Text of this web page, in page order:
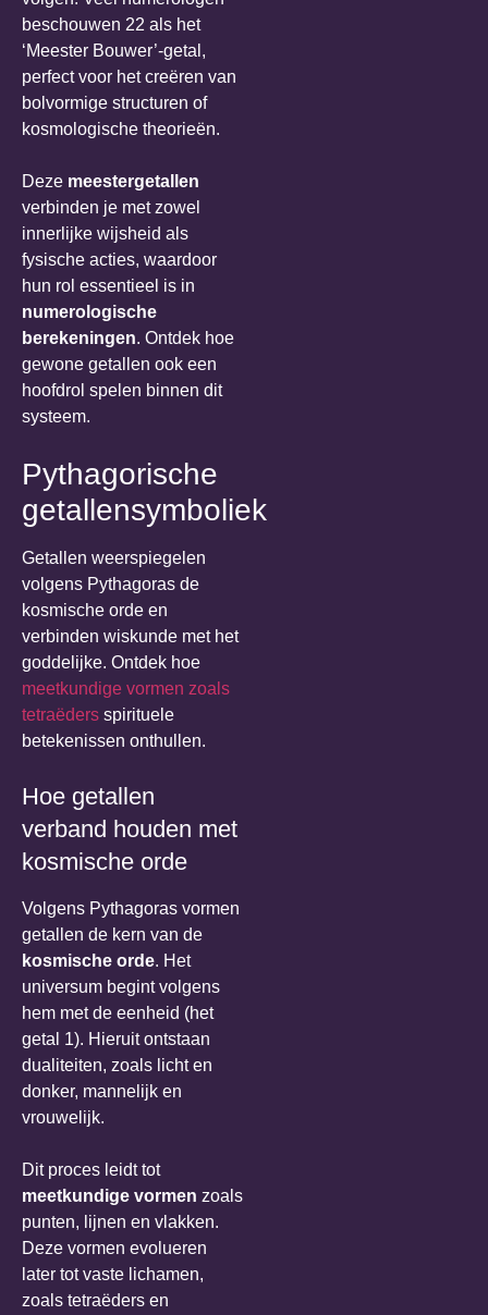
beschouwen 22 als het
‘Meester Bouwer’-getal,
perfect voor het creëren van
bolvormige structuren of
kosmologische theorieën.
Deze meestergetallen
verbinden je met zowel
innerlijke wijsheid als
fysische acties, waardoor
hun rol essentieel is in
numerologische
berekeningen. Ontdek hoe
gewone getallen ook een
hoofdrol spelen binnen dit
systeem.
Pythagorische
getallensymboliek
Getallen weerspiegelen
volgens Pythagoras de
kosmische orde en
verbinden wiskunde met het
goddelijke. Ontdek hoe
meetkundige vormen zoals
tetraëders spirituele
betekenissen onthullen.
Hoe getallen
verband houden met
kosmische orde
Volgens Pythagoras vormen
getallen de kern van de
kosmische orde. Het
universum begint volgens
hem met de eenheid (het
getal 1). Hieruit ontstaan
dualiteiten, zoals licht en
donker, mannelijk en
vrouwelijk.
Dit proces leidt tot
meetkundige vormen zoals
punten, lijnen en vlakken.
Deze vormen evolueren
later tot vaste lichamen,
zoals tetraëders en